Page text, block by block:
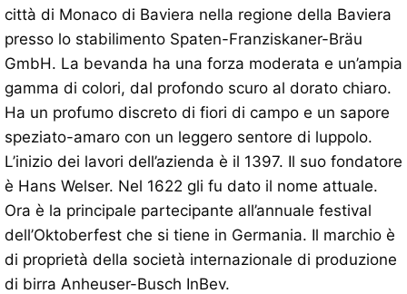
città di Monaco di Baviera nella regione della Baviera
presso lo stabilimento Spaten-Franziskaner-Bräu
GmbH. La bevanda ha una forza moderata e un’ampia
gamma di colori, dal profondo scuro al dorato chiaro.
Ha un profumo discreto di fiori di campo e un sapore
speziato-amaro con un leggero sentore di luppolo.
L’inizio dei lavori dell’azienda è il 1397. Il suo fondatore
è Hans Welser. Nel 1622 gli fu dato il nome attuale.
Ora è la principale partecipante all’annuale festival
dell’Oktoberfest che si tiene in Germania. Il marchio è
di proprietà della società internazionale di produzione
di birra Anheuser-Busch InBev.